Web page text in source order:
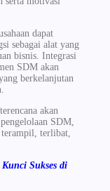
dapat
sebagai alat yang
bisnis. Integrasi
SDM akan
berkelanjutan
akan
SDM,
terlibat,
Sukses di